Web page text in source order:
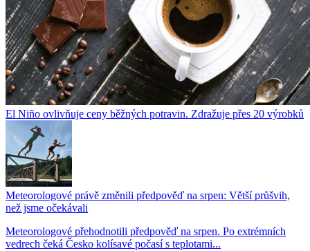
El Niño ovlivňuje ceny běžných potravin. Zdražuje přes 20 výrobků
Meteorologové právě změnili předpověď na srpen: Větší průšvih,
než jsme očekávali
Meteorologové přehodnotili předpověď na srpen. Po extrémních
vedrech čeká Česko kolísavé počasí s teplotami...